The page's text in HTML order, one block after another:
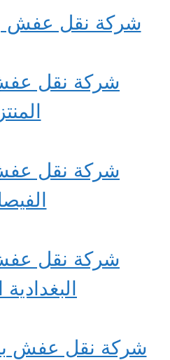
شركة نقل عفش
شركة نقل
شركة نقل
شركة نقل
البغدادية
شركة نقل عفش